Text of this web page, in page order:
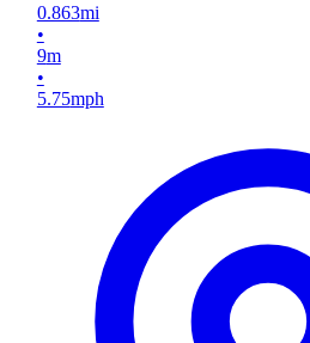
0.863mi
•
9m
•
5.75mph